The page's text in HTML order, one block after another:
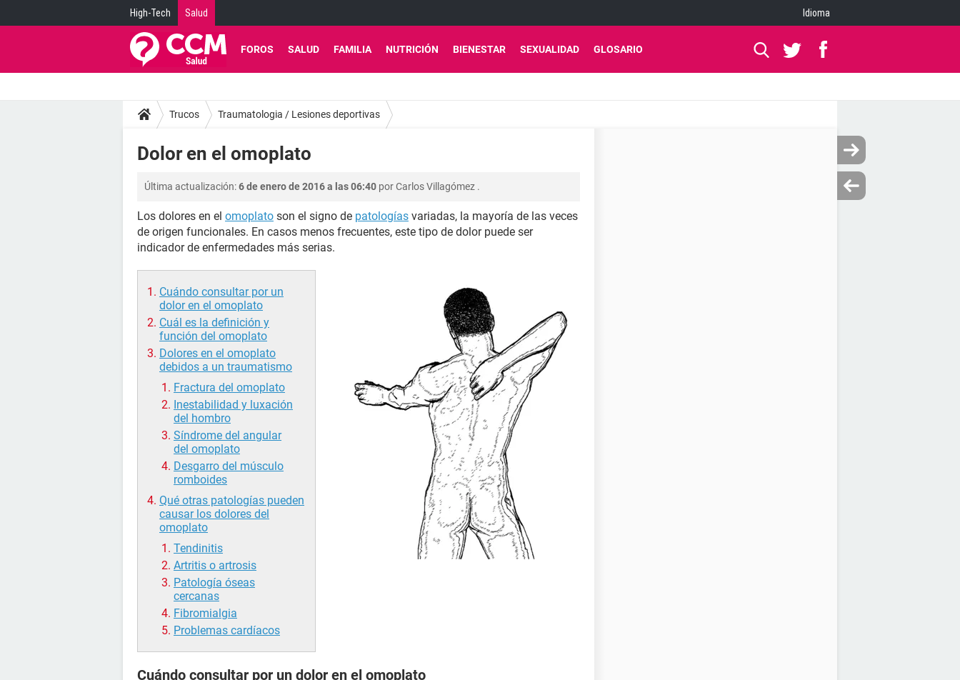
High-Tech Salud Idioma
FOROS SALUD FAMILIA NUTRICIÓN BIENESTAR SEXUALIDAD GLOSARIO
Trucos Traumatologia / Lesiones deportivas
Dolor en el omoplato
Última actualización:6 de enero de 2016 a las 06:40 porCarlos Villagómez .
Los dolores en el omoplato son el signo de patologías variadas, la mayoría de las veces
de origen funcionales. En casos menos frecuentes, este tipo de dolor puede ser
indicador de enfermedades más serias.
Cuándo consultar por un
dolor en el omoplato
Cuál es la definición y
función del omoplato
Dolores en el omoplato
debidos a un traumatismo
Fractura del omoplato
Inestabilidad y luxación
del hombro
Síndrome del angular
del omoplato
Desgarro del músculo
romboides
Qué otras patologías pueden
causar los dolores del
omoplato
Tendinitis
Artritis o artrosis
Patología óseas
cercanas
Fibromialgia
Problemas cardíacos
Cuándo consultar por un dolor en el omoplato